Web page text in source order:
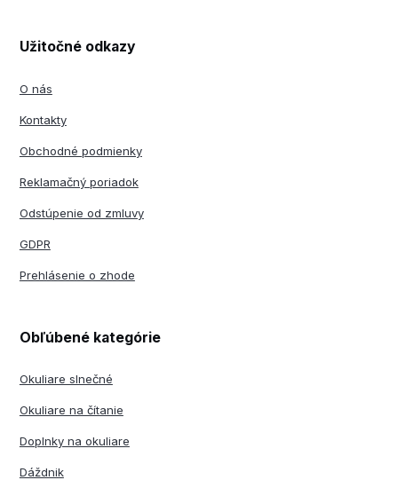
Užitočné odkazy
O nás
Kontakty
Obchodné podmienky
Reklamačný poriadok
Odstúpenie od zmluvy
GDPR
Prehlásenie o zhode
Obľúbené kategórie
Okuliare slnečné
Okuliare na čítanie
Doplnky na okuliare
Dáždnik